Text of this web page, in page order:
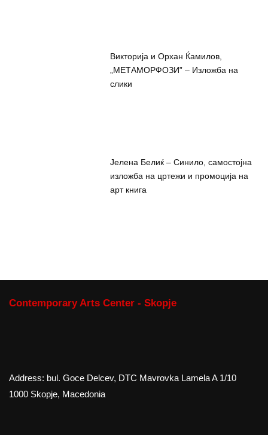
Викторија и Орхан Ќамилов,
„МЕТАМОРФОЗИ” – Изложба на
слики
Јелена Белиќ – Синило, самостојна
изложба на цртежи и промоција на
арт книга
Contemporary Arts Center - Skopje
Address: bul. Goce Delcev, DTC Mavrovka Lamela A 1/10
1000 Skopje, Macedonia